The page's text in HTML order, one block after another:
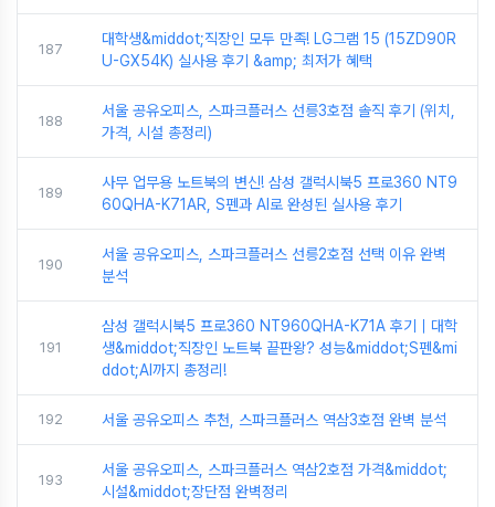
187
대학생&middot;직장인 모두 만족! LG그램 15 (15ZD90R
U-GX54K) 실사용 후기 &amp; 최저가 혜택
188
서울 공유오피스, 스파크플러스 선릉3호점 솔직 후기 (위치,
가격, 시설 총정리)
189
사무 업무용 노트북의 변신! 삼성 갤럭시북5 프로360 NT9
60QHA-K71AR, S펜과 AI로 완성된 실사용 후기
190
서울 공유오피스, 스파크플러스 선릉2호점 선택 이유 완벽
분석
191
삼성 갤럭시북5 프로360 NT960QHA-K71A 후기｜대학
생&middot;직장인 노트북 끝판왕? 성능&middot;S펜&mi
ddot;AI까지 총정리!
192 서울 공유오피스 추천, 스파크플러스 역삼3호점 완벽 분석
193
서울 공유오피스, 스파크플러스 역삼2호점 가격&middot;
시설&middot;장단점 완벽정리